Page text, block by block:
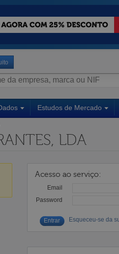
Estudos de Mercado
LDA
Acesso ao serviço:
Email
Password
Esqueceu-se da